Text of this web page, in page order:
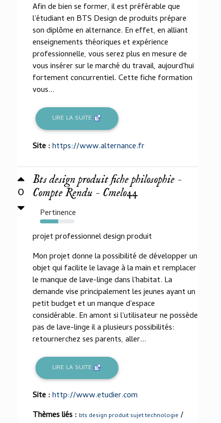
Afin de bien se former, il est préférable que
l'étudiant en BTS Design de produits prépare
son diplôme en alternance. En effet, en alliant
enseignements théoriques et expérience
professionnelle, vous serez plus en mesure de
vous insérer sur le marché du travail, aujourd'hui
fortement concurrentiel. Cette fiche formation
vous...
LIRE LA SUITE
Site :https://www.alternance.fr
0
Bts design produit fiche philosophie -
Compte Rendu - Cmelo44
Pertinence
53%
projet professionnel design produit
Mon projet donne la possibilité de développer un
objet qui facilite le lavage à la main et remplacer
le manque de lave-linge dans l'habitat. La
demande vise principalement les jeunes ayant un
petit budget et un manque d'espace
considérable. En amont si l'utilisateur ne possède
pas de lave-linge il a plusieurs possibilités:
retournerchez ses parents, aller...
LIRE LA SUITE
Site :http://www.etudier.com
Thèmes liés : bts design produit sujet technologie /